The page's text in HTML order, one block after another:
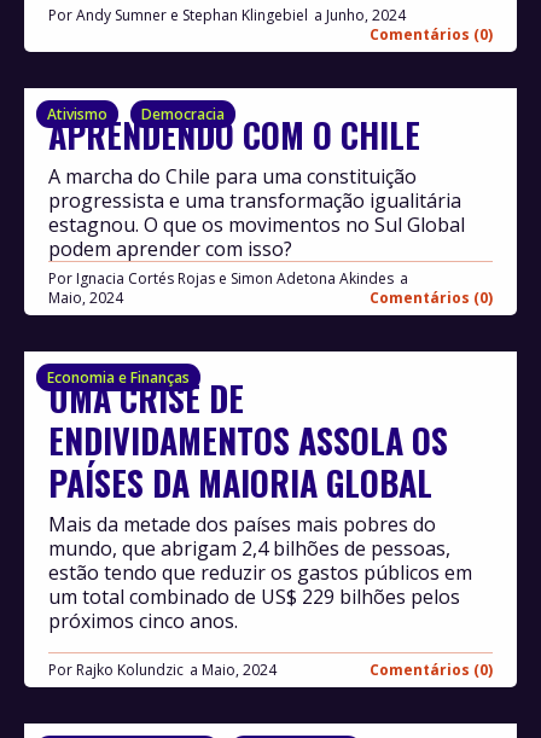
PorAndy Sumner e Stephan Klingebiel
Junho, 2024
Comentários (0)
Ativismo Democracia
APRENDENDO COM O CHILE
Por Ignacia Cortés Rojas e Simon Adetona Akindes
Maio, 2024
Comentários (0)
A marcha do Chile para uma constituição
progressista e uma transformação igualitária
estagnou. O que os movimentos no Sul Global
podem aprender com isso?
Economia e Finanças
UMA CRISE DE
ENDIVIDAMENTOS ASSOLA OS
PAÍSES DA MAIORIA GLOBAL
Por Rajko Kolundzic Maio, 2024 Comentários (0)
Mais da metade dos países mais pobres do
mundo, que abrigam 2,4 bilhões de pessoas,
estão tendo que reduzir os gastos públicos em
um total combinado de US$ 229 bilhões pelos
próximos cinco anos.